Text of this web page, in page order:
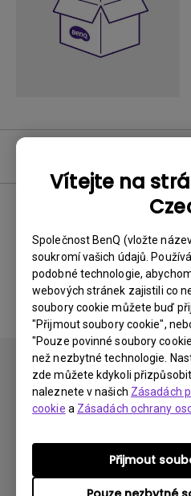
Vítejte na
Společnost BenQ (vložte
soukromí vašich údajů.
podobné technologie,
webových stránek zajistili co
soubory cookie můžete buď
"Přijmout soubory cookie",
"Pouze povinné soubory
než nezbytné technologie.
zde můžete kdykoli
naleznete v našich Zásadách
cookie a Zásadách ochrany
Přijmout
Žádné